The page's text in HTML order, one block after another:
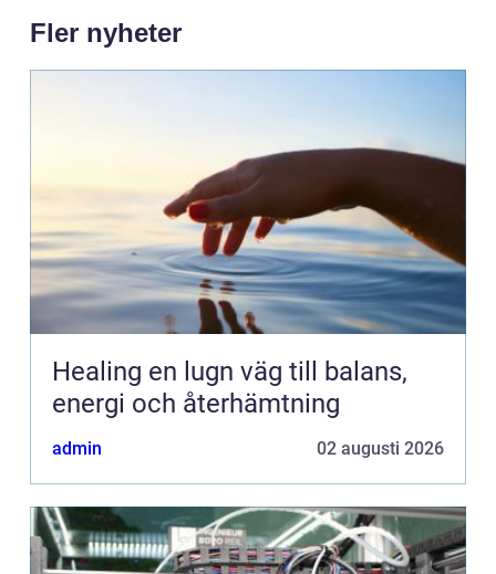
Fler nyheter
Healing en lugn väg till balans,
energi och återhämtning
admin 02 augusti 2026